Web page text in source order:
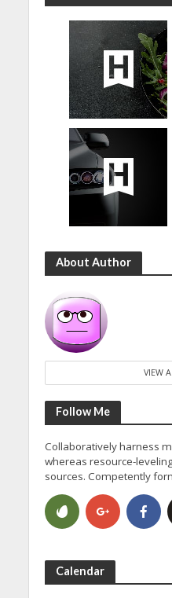
About Author
VIEW
Follow Me
Collaboratively harness
whereas resource-
sources. Competently
Calendar